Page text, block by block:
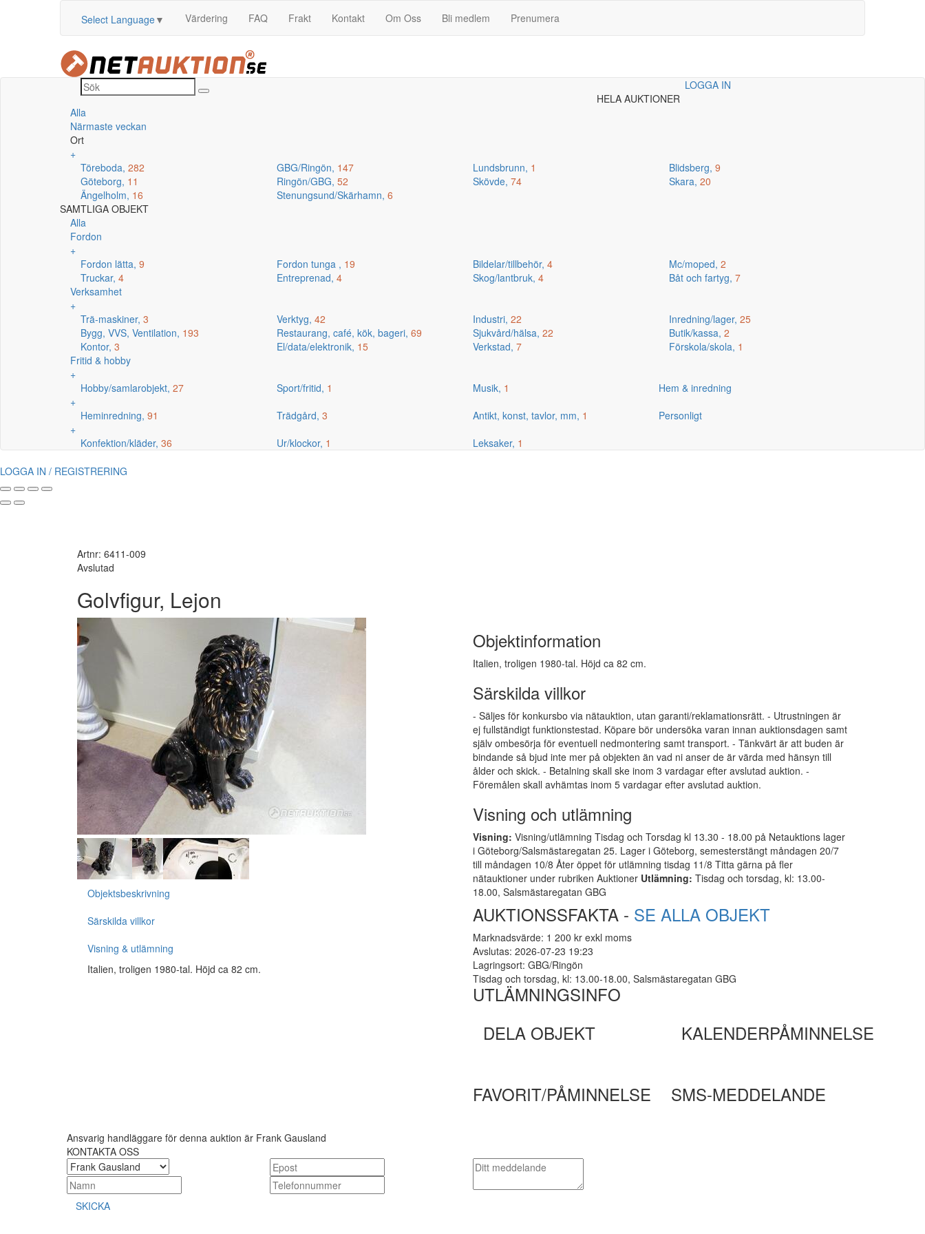
Select Language▼ Värdering FAQ Frakt Kontakt Om Oss Bli medlem Prenumera
LOGGA IN
HELA AUKTIONER
Alla
Närmaste veckan
Ort
+
Töreboda, 282 GBG/Ringön, 147 Lundsbrunn, 1 Blidsberg, 9
Göteborg, 11 Ringön/GBG, 52 Skövde, 74 Skara, 20
Ängelholm, 16 Stenungsund/Skärhamn, 6
SAMTLIGA OBJEKT
Alla
Fordon
+
Fordon lätta, 9 Fordon tunga , 19 Bildelar/tillbehör, 4 Mc/moped, 2
Truckar, 4 Entreprenad, 4 Skog/lantbruk, 4 Båt och fartyg, 7
Verksamhet
+
Trä-maskiner, 3 Verktyg, 42 Industri, 22 Inredning/lager, 25
Bygg, VVS, Ventilation, 193 Restaurang, café, kök, bageri, 69 Sjukvård/hälsa, 22 Butik/kassa, 2
Kontor, 3 El/data/elektronik, 15 Verkstad, 7 Förskola/skola, 1
Fritid & hobby
+
Hobby/samlarobjekt, 27 Sport/fritid, 1 Musik, 1
Hem & inredning
+
Heminredning, 91 Trädgård, 3 Antikt, konst, tavlor, mm, 1
Personligt
+
Konfektion/kläder, 36 Ur/klockor, 1 Leksaker, 1
LOGGA IN / REGISTRERING
Artnr: 6411-009
Avslutad
Golvfigur, Lejon
Objektsbeskrivning
Särskilda villkor
Visning & utlämning
Italien, troligen 1980-tal. Höjd ca 82 cm.
Objektinformation
Italien, troligen 1980-tal. Höjd ca 82 cm.
Särskilda villkor
- Säljes för konkursbo via nätauktion, utan garanti/reklamationsrätt. - Utrustningen är
ej fullständigt funktionstestad. Köpare bör undersöka varan innan auktionsdagen samt
själv ombesörja för eventuell nedmontering samt transport. - Tänkvärt är att buden är
bindande så bjud inte mer på objekten än vad ni anser de är värda med hänsyn till
ålder och skick. - Betalning skall ske inom 3 vardagar efter avslutad auktion. -
Föremålen skall avhämtas inom 5 vardagar efter avslutad auktion.
Visning och utlämning
Visning: Visning/utlämning Tisdag och Torsdag kl 13.30 - 18.00 på Netauktions lager
i Göteborg/Salsmästaregatan 25. Lager i Göteborg, semesterstängt måndagen 20/7
till måndagen 10/8 Åter öppet för utlämning tisdag 11/8 Titta gärna på fler
nätauktioner under rubriken Auktioner Utlämning: Tisdag och torsdag, kl: 13.00-
18.00, Salsmästaregatan GBG
AUKTIONSSFAKTA - SE ALLA OBJEKT
Marknadsvärde: 1 200 kr exkl moms
Avslutas: 2026-07-23 19:23
Lagringsort: GBG/Ringön
Tisdag och torsdag, kl: 13.00-18.00, Salsmästaregatan GBG
UTLÄMNINGSINFO
DELA OBJEKT
KALENDERPÅMINNELSE
FAVORIT/PÅMINNELSE SMS-MEDDELANDE
Ansvarig handläggare för denna auktion är Frank Gausland
KONTAKTA OSS
SKICKA